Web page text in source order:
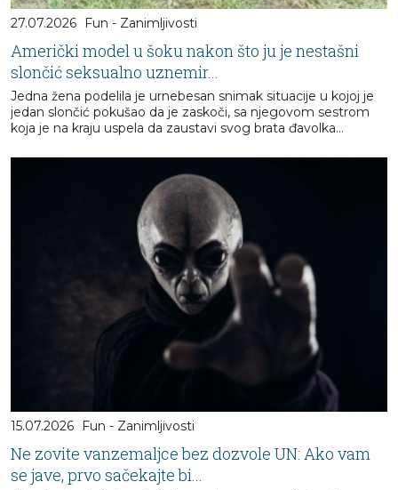
27.07.2026 Fun - Zanimljivosti
Američki model u šoku nakon što ju je nestašni
slončić seksualno uznemir...
Jedna žena podelila je urnebesan snimak situacije u kojoj je
jedan slončić pokušao da je zaskoči, sa njegovom sestrom
koja je na kraju uspela da zaustavi svog brata đavolka...
15.07.2026 Fun - Zanimljivosti
Ne zovite vanzemaljce bez dozvole UN: Ako vam
se jave, prvo sačekajte bi...